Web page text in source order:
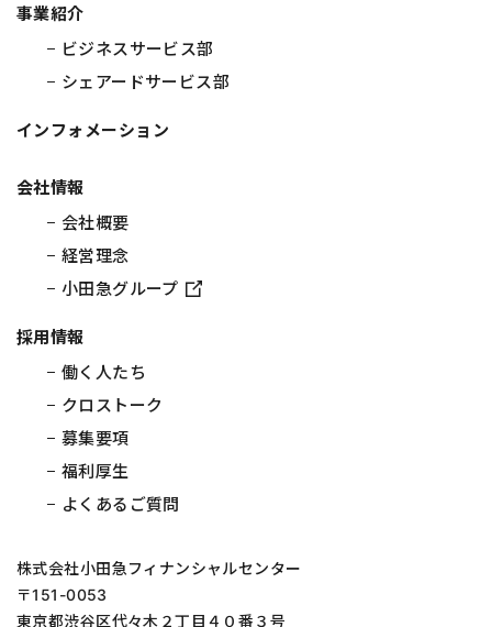
株式会社小田急フィナンシャルセンター
〒151-0053
東京都渋谷区代々木２丁目４０番３号
事業紹介
ビジネスサービス部
シェアードサービス部
インフォメーション
会社情報
会社概要
経営理念
小田急グループ
採用情報
働く人たち
クロストーク
募集要項
福利厚生
よくあるご質問